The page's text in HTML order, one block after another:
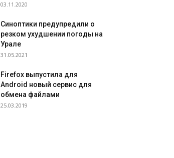
03.11.2020
Синоптики предупредили о
резком ухудшении погоды на
Урале
31.05.2021
Firefox выпустила для
Android новый сервис для
обмена файлами
25.03.2019